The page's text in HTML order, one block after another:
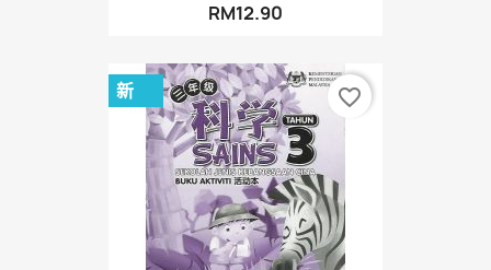
RM12.90
新 favorite_border